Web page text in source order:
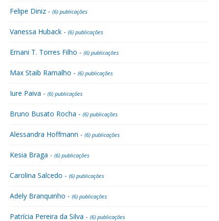
Felipe Diniz - (6) publicações
Vanessa Huback - (6) publicações
Ernani T. Torres Filho - (6) publicações
Max Staib Ramalho - (6) publicações
Iure Paiva - (6) publicações
Bruno Busato Rocha - (6) publicações
Alessandra Hoffmann - (6) publicações
Kesia Braga - (6) publicações
Carolina Salcedo - (6) publicações
Adely Branquinho - (6) publicações
Patrícia Pereira da Silva - (6) publicações